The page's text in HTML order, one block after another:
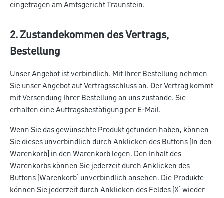
eingetragen am Amtsgericht Traunstein.
2. Zustandekommen des Vertrags,
Bestellung
Unser Angebot ist verbindlich. Mit Ihrer Bestellung nehmen
Sie unser Angebot auf Vertragsschluss an. Der Vertrag kommt
mit Versendung Ihrer Bestellung an uns zustande. Sie
erhalten eine Auftragsbestätigung per E-Mail.
Wenn Sie das gewünschte Produkt gefunden haben, können
Sie dieses unverbindlich durch Anklicken des Buttons [In den
Warenkorb] in den Warenkorb legen. Den Inhalt des
Warenkorbs können Sie jederzeit durch Anklicken des
Buttons [Warenkorb] unverbindlich ansehen. Die Produkte
können Sie jederzeit durch Anklicken des Feldes [X] wieder